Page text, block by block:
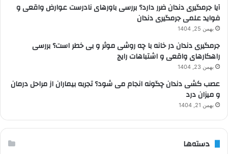
آیا جرمگیری دندان ضرر دارد؟ بررسی باورهای نادرست عوارض واقعی و
فواید علمی جرمگیری دندان
بهمن 25, 1404
جرمگیری دندان در خانه با چه روشی موثر و بی خطر است؟ بررسی
راهکارهای واقعی و اشتباهات رایج
بهمن 23, 1404
عصب کشی دندان چگونه انجام می شود؟ تجربه بیماران از مراحل درمان
و میزان درد
بهمن 21, 1404
دسته‌ها